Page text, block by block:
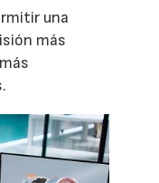
una
más